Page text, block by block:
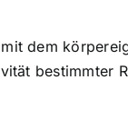
dem
bestimmter